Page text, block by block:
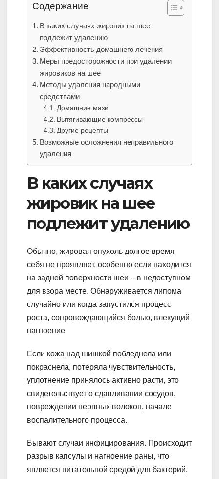
Содержание
В каких случаях жировик на шее
подлежит удалению
Эффективность домашнего лечения
Меры предосторожности при удалении
жировиков на шее
Методы удаления народными
средствами
Домашние мази
Вытягивающие компрессы
Другие рецепты
Возможные осложнения неправильного
удаления
В каких случаях
жировик на шее
подлежит удалению
Обычно, жировая опухоль долгое время
себя не проявляет, особенно если находится
на задней поверхности шеи – в недоступном
для взора месте. Обнаруживается липома
случайно или когда запустился процесс
роста, сопровождающийся болью, влекущий
нагноение.
Если кожа над шишкой побледнела или
покраснела, потеряла чувствительность,
уплотнение принялось активно расти, это
свидетельствует о сдавливании сосудов,
повреждении нервных волокон, начале
воспалительного процесса.
Бывают случаи инфицирования. Происходит
разрыв капсулы и нагноение раны, что
является питательной средой для бактерий,